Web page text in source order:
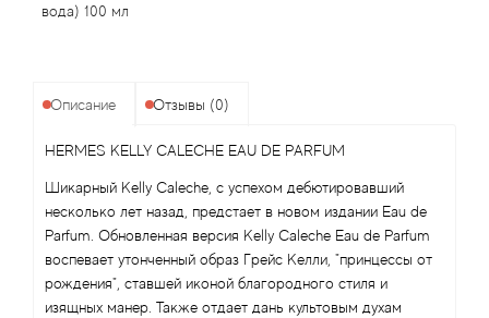
вода) 100 мл
Описание Отзывы (0)
HERMES KELLY CALECHE EAU DE PARFUM
Шикарный Kelly Caleche, с успехом дебютировавший
несколько лет назад, предстает в новом издании Eau de
Parfum. Обновленная версия Kelly Caleche Eau de Parfum
воспевает утонченный образ Грейс Келли, "принцессы от
рождения", ставшей иконой благородного стиля и
изящных манер. Также отдает дань культовым духам
Anima Mundi
Anne Fontaine
Annick Goutal
Antonia's Flowers